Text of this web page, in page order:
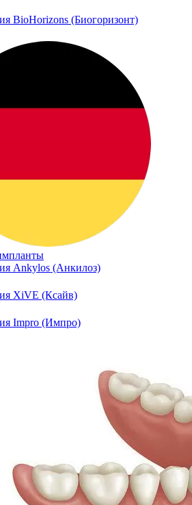
BioHorizons (Биогоризонт)
Ankylos (Анкилоз)
XiVE (Ксайв)
Impro (Импро)